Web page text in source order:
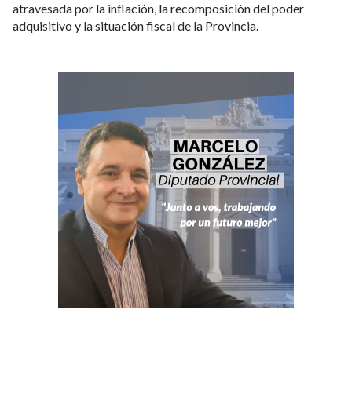
atravesada por la inflación, la recomposición del poder
adquisitivo y la situación fiscal de la Provincia.